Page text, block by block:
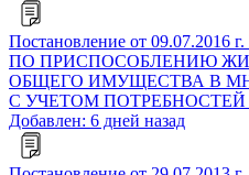
Постановление от
ПО ПРИСПОСОБЛЕНИЮ
ОБЩЕГО ИМУЩЕСТВА В
С УЧЕТОМ
Добавлен: 6 дней назад